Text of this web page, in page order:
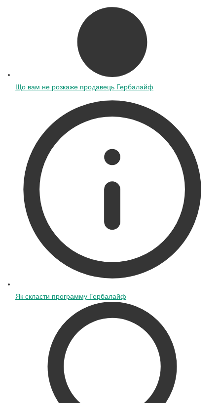
Що вам не розкаже продавець Гербалайф
Як скласти программу Гербалайф